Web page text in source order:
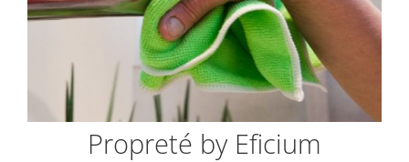
Propreté by Eficium